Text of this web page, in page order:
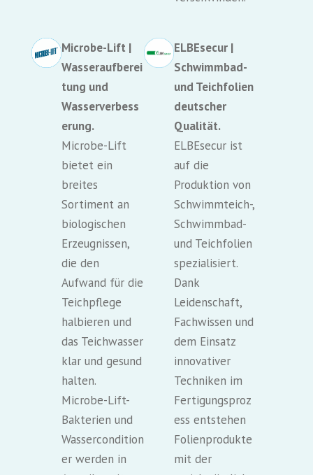
Microbe-Lift |
Wasseraufberei
tung und
Wasserverbess
erung.
Microbe-Lift
bietet ein
breites
Sortiment an
biologischen
Erzeugnissen,
die den
Aufwand für die
Teichpflege
halbieren und
das Teichwasser
klar und gesund
halten.
Microbe-Lift-
Bakterien und
Wassercondition
er werden in
ELBEsecur |
Schwimmbad-
und Teichfolien
deutscher
Qualität.
ELBEsecur ist
auf die
Produktion von
Schwimmteich-,
Schwimmbad-
und Teichfolien
spezialisiert.
Dank
Leidenschaft,
Fachwissen und
dem Einsatz
innovativer
Techniken im
Fertigungsproz
ess entstehen
Folienprodukte
mit der